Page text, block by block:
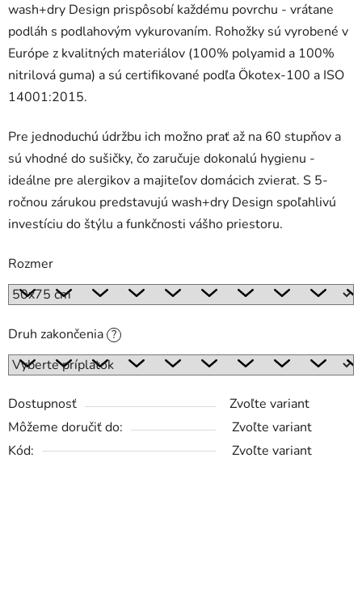
wash+dry Design prispôsobí každému povrchu - vrátane
podláh s podlahovým vykurovaním. Rohožky sú vyrobené v
Európe z kvalitných materiálov (100% polyamid a 100%
nitrilová guma) a sú certifikované podľa Ökotex-100 a ISO
14001:2015.
Pre jednoduchú údržbu ich možno prať až na 60 stupňov a
sú vhodné do sušičky, čo zaručuje dokonalú hygienu -
ideálne pre alergikov a majiteľov domácich zvierat. S 5-
ročnou zárukou predstavujú wash+dry Design spoľahlivú
investíciu do štýlu a funkčnosti vášho priestoru.
Rozmer
Druh zakončenia ?
Dostupnosť
Zvoľte variant
Môžeme doručiť do:
Zvoľte variant
Kód:
Zvoľte variant